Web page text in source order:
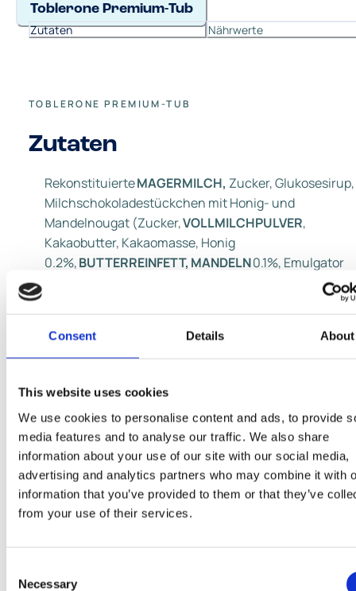
Consent Details About
This website uses cookies
We use cookies to personalise content and ads, to provide
media features and to analyse our traffic. We also share
information about your use of our site with our social media,
advertising and analytics partners who may combine it with
information that you’ve provided to them or that they’ve
from your use of their services.
Selection
Necessary
Toblerone Premium-Tub
Zutaten Nährwerte
TOBLERONE PREMIUM-TUB
Zutaten
RekonstituierteMAGERMILCH, Zucker, Glukosesirup,
Milchschokoladestückchen mit Honig- und
Mandelnougat (Zucker,VOLLMILCHPULVER,
Kakaobutter, Kakaomasse, Honig
0.2%,BUTTERREINFETT, MANDELN0.1%, Emulgator
Aroma), Kokosfett, Honig
Zucker), fettarmer Kakao 2%,MOLKENPULVER,
gerösteteMANDELSTÜCKCHEN
Milchsäurester von Mono- und Diglyceride von
Speisefettsäuren), Stabilisatoren
(Johannisbrotkernmehl, Guarkernmehl,
Pektine),KONDENSMAGERMILCH, Kakaobutter,
(enthältMANDELN), HÜHNEREI-EIWEISS,Salz
PECANNÜSSE, PARANÜSSE,